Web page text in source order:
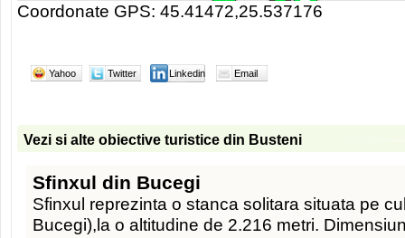
Coordonate GPS: 45.41472,25.537176
Yahoo Twitter Linkedin Email
Vezi si alte obiective turistice din Busteni
Sfinxul din Bucegi
Sfinxul reprezinta o stanca solitara situata pe
Bucegi),la o altitudine de 2.216 metri.